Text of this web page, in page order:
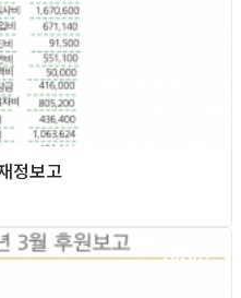
정보고
2026년